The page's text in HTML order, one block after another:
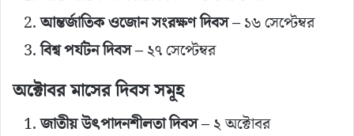
আন্তর্জাতিক ওজোন সংরক্ষণ দিবস– ১৬ সেপ্টেম্বর
বিশ্ব পর্যটন দিবস– ২৭ সেপ্টেম্বর
অক্টোবর মাসের দিবস সমূহ
জাতীয় উৎপাদনশীলতা দিবস– ২ অক্টোবর